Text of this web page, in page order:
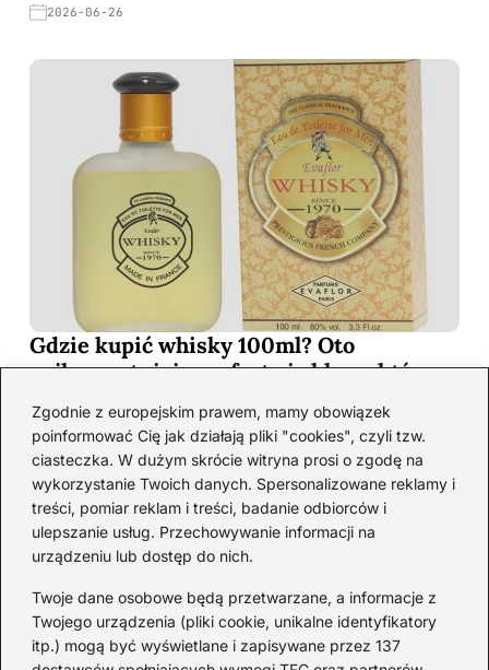
Zgodnie z europejskim prawem, mamy obowiązek
poinformować Cię jak działają pliki "cookies", czyli tzw.
ciasteczka. W dużym skrócie witryna prosi o zgodę na
wykorzystanie Twoich danych. Spersonalizowane reklamy i
treści, pomiar reklam i treści, badanie odbiorców i
ulepszanie usług. Przechowywanie informacji na
urządzeniu lub dostęp do nich.
Twoje dane osobowe będą przetwarzane, a informacje z
Twojego urządzenia (pliki cookie, unikalne identyfikatory
itp.) mogą być wyświetlane i zapisywane przez 137
2026-06-26
Gdzie kupić whisky 100ml? Oto
najkorzystniejsze oferty i sklepy, które
2026-06-26
Kategorie
Koktajle(128)
Likier (10)
Piwo(28)
Porady(66)